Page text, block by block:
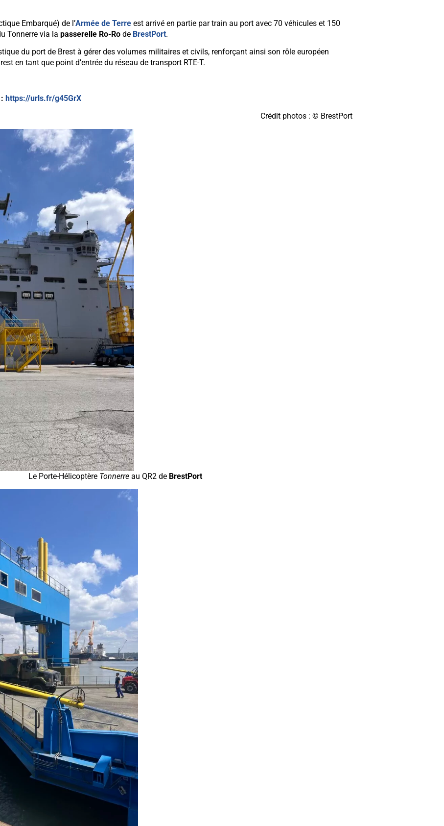
Embarqué) de l’Armée de Terre est arrivé en partie par train au port avec 70 véhicules et 150
Tonnerre via la passerelle Ro-Ro de BrestPort.
du port de Brest à gérer des volumes militaires et civils, renforçant ainsi son rôle européen
en tant que point d’entrée du réseau de transport RTE-T.
https://urls.fr/g45GrX
Crédit photos : © BrestPort
Le Porte-Hélicoptère Tonnerreau QR2 deBrestPort